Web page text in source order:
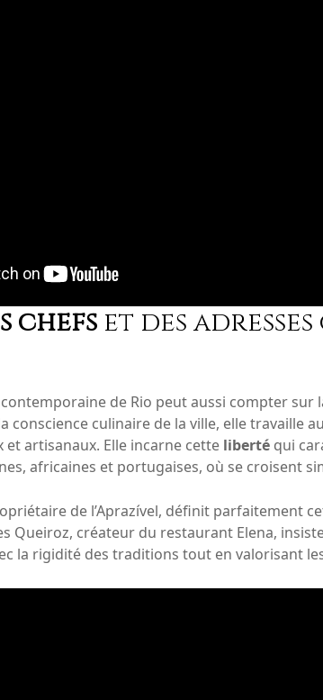
chefset des
de Rio peut aussi compter sur
conscience culinaire de la ville, elle travaille
artisanaux. Elle incarne cette libertéqui
africaines et portugaises, où se croisent
de l’Aprazível, définit parfaitement
Queiroz, créateur du restaurant Elena,
la rigidité des traditions tout en valorisant